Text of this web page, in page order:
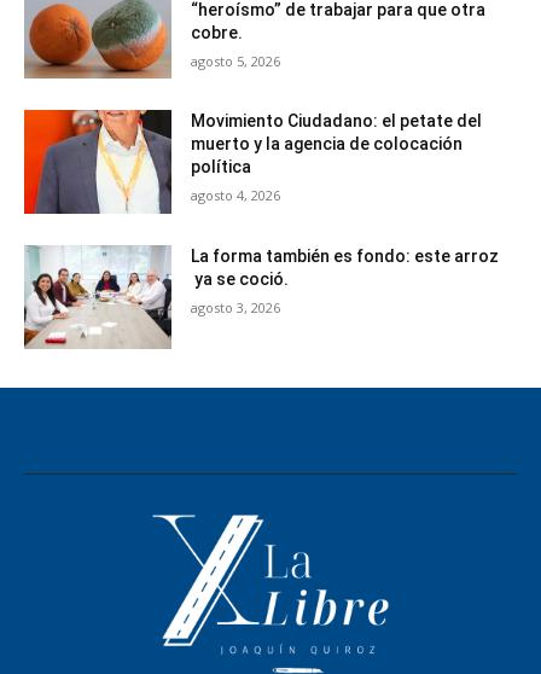
“heroísmo” de trabajar para que otra
cobre.
agosto 5, 2026
Movimiento Ciudadano: el petate del
muerto y la agencia de colocación
política
agosto 4, 2026
La forma también es fondo: este arroz
ya se coció.
agosto 3, 2026